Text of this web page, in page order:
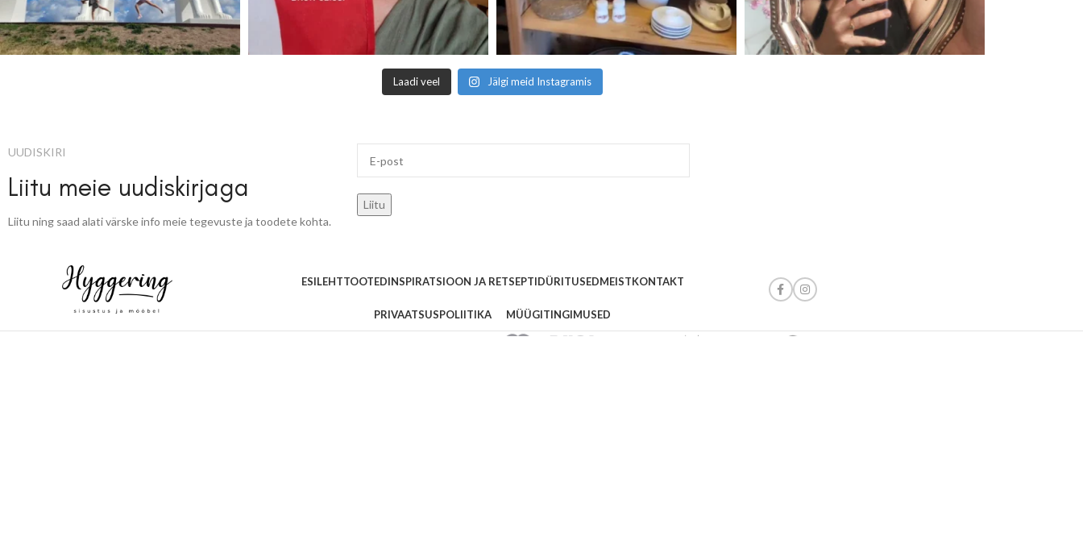
Laadi veel Jälgi meid Instagramis
UUDISKIRI
Liitu meie uudiskirjaga
Liitu ning saad alati värske info meie tegevuste ja toodete kohta.
Liitu
ESILEHTTOOTEDINSPIRATSIOON JA RETSEPTIDÜRITUSEDMEISTKONTAKT
PRIVAATSUSPOLIITIKA MÜÜGITINGIMUSED